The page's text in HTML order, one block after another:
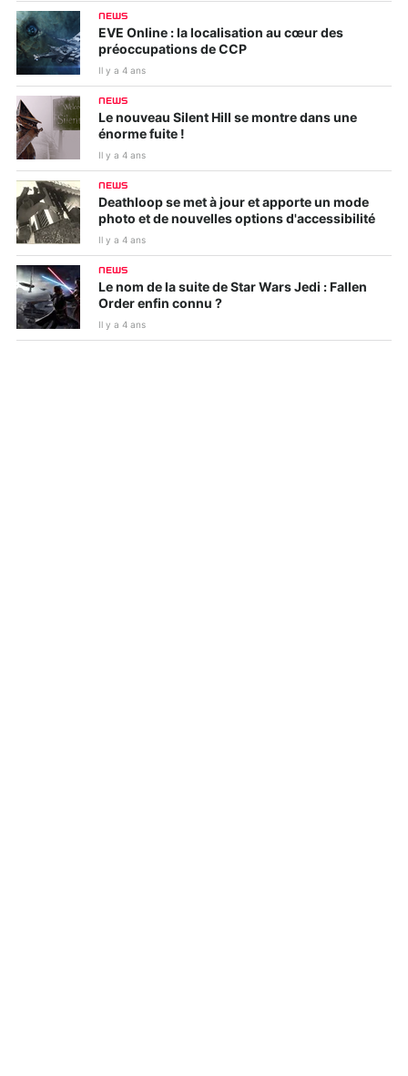
NEWS
EVE Online : la localisation au cœur des
préoccupations de CCP
Il y a 4 ans
NEWS
Le nouveau Silent Hill se montre dans une
énorme fuite !
Il y a 4 ans
NEWS
Deathloop se met à jour et apporte un mode
photo et de nouvelles options d'accessibilité
Il y a 4 ans
NEWS
Le nom de la suite de Star Wars Jedi : Fallen
Order enfin connu ?
Il y a 4 ans